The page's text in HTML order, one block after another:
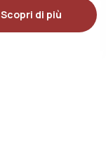
Scopri di più